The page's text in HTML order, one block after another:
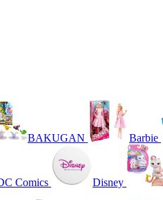
BAKUGAN Barbie
Comics Disney